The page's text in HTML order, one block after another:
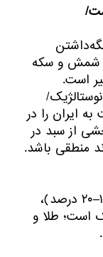
شمش و سکه
است.
ایران را در
از سبد در
منطقی باشد.
وقتی حباب سکه بالاست (مثلاً بالای ۱۵–۲۰ درصد)،
است؛ طلا و